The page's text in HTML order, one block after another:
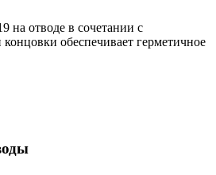
на отводе в сочетании с
обеспечивает герметичное